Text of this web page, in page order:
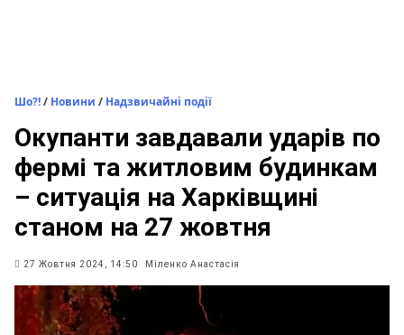
Шо?!/ Новини / Надзвичайні події
Окупанти завдавали ударів по
фермі та житловим будинкам
– ситуація на Харківщині
станом на 27 жовтня
27 Жовтня 2024, 14:50 Міленко Анастасія